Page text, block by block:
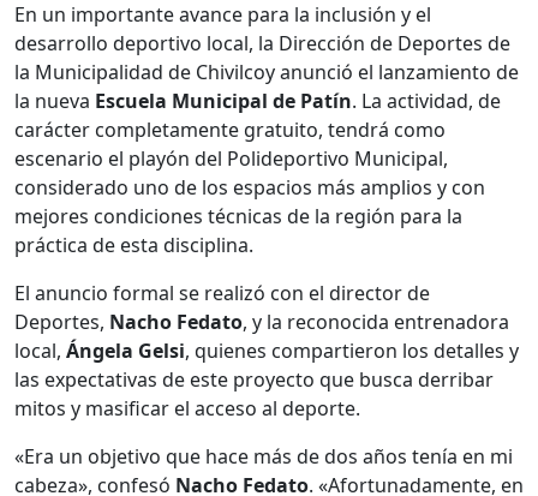
En un importante avance para la inclusión y el
desarrollo deportivo local, la Dirección de Deportes de
la Municipalidad de Chivilcoy anunció el lanzamiento de
la nueva Escuela Municipal de Patín. La actividad, de
carácter completamente gratuito, tendrá como
escenario el playón del Polideportivo Municipal,
considerado uno de los espacios más amplios y con
mejores condiciones técnicas de la región para la
práctica de esta disciplina.
El anuncio formal se realizó con el director de
Deportes, Nacho Fedato, y la reconocida entrenadora
local, Ángela Gelsi, quienes compartieron los detalles y
las expectativas de este proyecto que busca derribar
mitos y masificar el acceso al deporte.
«Era un objetivo que hace más de dos años tenía en mi
cabeza», confesó Nacho Fedato. «Afortunadamente, en